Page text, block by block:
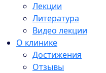
Лекции
Литература
Видео лекции
О клинике
Достижения
Отзывы